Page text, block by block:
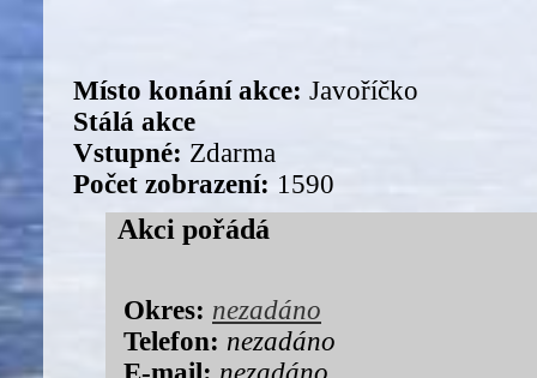
Místo konání akce: Javoříčko
Stálá akce
Vstupné: Zdarma
Počet zobrazení: 1590
Akci pořádá
Okres: nezadáno
Telefon: nezadáno